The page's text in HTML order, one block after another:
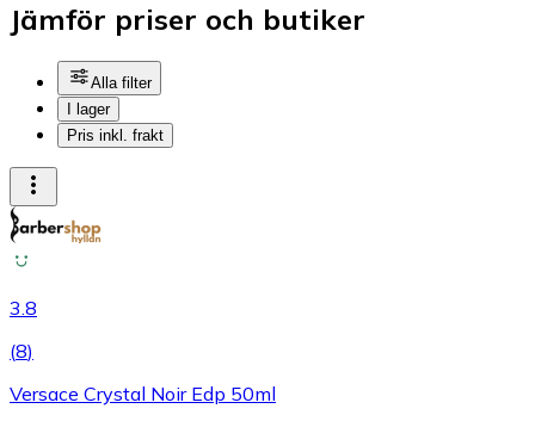
Jämför priser och butiker
Alla filter
I lager
Pris inkl. frakt
3.8
(8)
Versace Crystal Noir Edp 50ml